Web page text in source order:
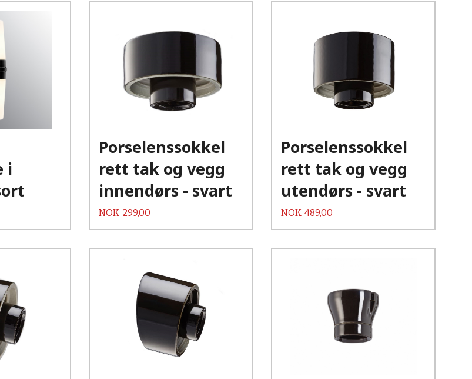
i
Porselenssokkel
rett tak og vegg
innendørs - svart
Pris
NOK 299,00
Kjøp
Les mer
Porselenssokkel
rett tak og vegg
utendørs - svart
Pris
NOK 489,00
Kjøp
Kjøp Kjøp